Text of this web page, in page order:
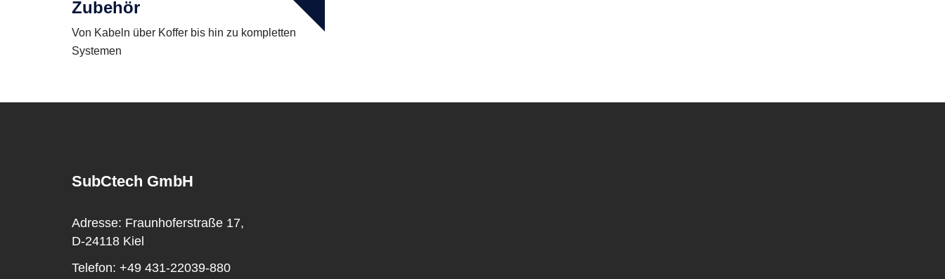
Zubehör
Von Kabeln über Koffer bis hin zu kompletten
Systemen
SubCtech GmbH
Adresse: Fraunhoferstraße 17,
D-24118 Kiel
Telefon: +49 431-22039-880